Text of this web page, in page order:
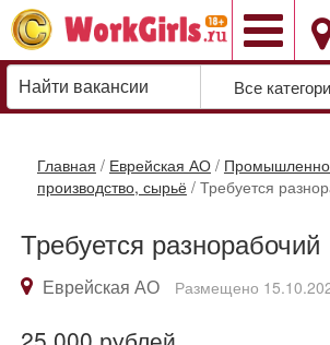
Все
Главная / Еврейская АО /
производство, сырьё / Требуется
Требуется разнорабочий
Еврейская АО Размещено